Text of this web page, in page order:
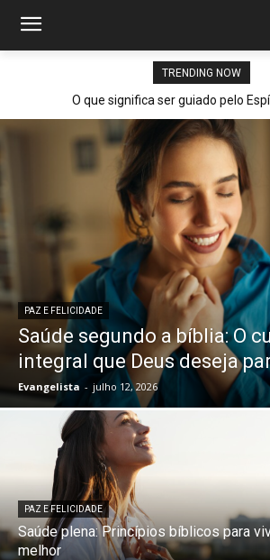
TRENDING NOW
O que significa ser guiado pelo
PAZ E FELICIDADE
Saúde segundo a bíblia: O
integral que Deus deseja
Evangelista - julho 12, 2026
PAZ E FELICIDADE
Saúde plena: Princípios bíblicos para
melhor